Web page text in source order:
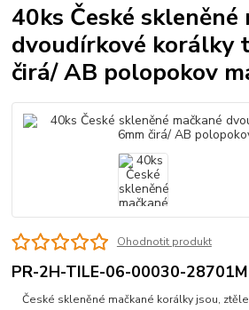
40ks České skleněné
dvoudírkové korálky
čirá/ AB polopokov
Ohodnotit produkt
PR-2H-TILE-06-00030-28701M
České skleněné mačkané korálky jsou,